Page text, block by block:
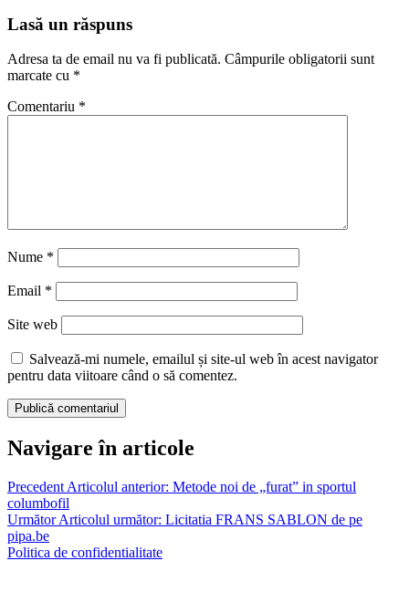
Lasă un răspuns
Adresa ta de email nu va fi publicată. Câmpurile obligatorii sunt
marcate cu *
Comentariu *
Nume *
Email *
Site web
Salvează-mi numele, emailul și site-ul web în acest navigator
pentru data viitoare când o să comentez.
Navigare în articole
Precedent Articolul anterior: Metode noi de „furat” in sportul
columbofil
Următor Articolul următor: Licitatia FRANS SABLON de pe
pipa.be
Politica de confidentialitate